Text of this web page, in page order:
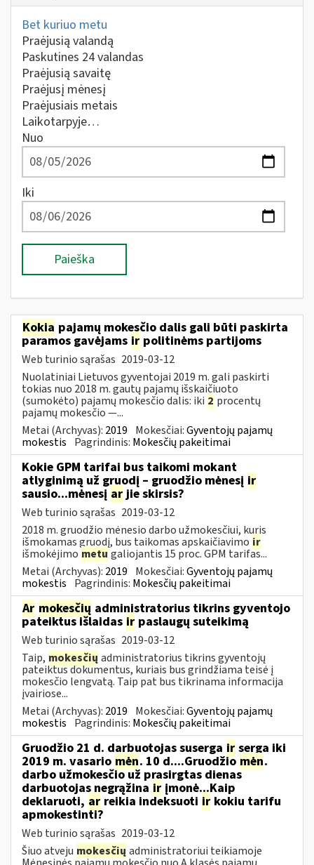
Bet kuriuo metu
Praėjusią valandą
Paskutines 24 valandas
Praėjusią savaitę
Praėjusį mėnesį
Praėjusiais metais
Laikotarpyje…
Nuo
Iki
Paieška
Kokia pajamų mokesčio dalis gali būti paskirta
paramos gavėjams ir politinėms partijoms
Web turinio sąrašas 2019-03-12
Nuolatiniai Lietuvos gyventojai 2019 m. gali paskirti
tokias nuo 2018 m. gautų pajamų išskaičiuoto
(sumokėto) pajamų mokesčio dalis: iki 2 procentų
pajamų mokesčio —...
Metai (Archyvas): 2019 Mokesčiai:Gyventojų pajamų
mokestis Pagrindinis: Mokesčių pakeitimai
Kokie GPM tarifai bus taikomi mokant
atlyginimą už gruodį – gruodžio mėnesį ir
sausio...mėnesį arjie skirsis?
Web turinio sąrašas 2019-03-12
2018 m. gruodžio mėnesio darbo užmokesčiui, kuris
išmokamas gruodį, bus taikomas apskaičiavimo ir
išmokėjimo metu galiojantis 15 proc. GPM tarifas...
Metai (Archyvas): 2019 Mokesčiai:Gyventojų pajamų
mokestis Pagrindinis: Mokesčių pakeitimai
Ar mokesčių administratorius tikrins gyventojo
pateiktus išlaidas ir paslaugų suteikimą
Web turinio sąrašas 2019-03-12
Taip, mokesčių administratorius tikrins gyventojų
pateiktus dokumentus, kuriais bus grindžiama teisė į
mokesčio lengvatą. Taip pat bus tikrinama informacija
įvairiose...
Metai (Archyvas): 2019 Mokesčiai:Gyventojų pajamų
mokestis Pagrindinis: Mokesčių pakeitimai
Gruodžio 21 d. darbuotojas suserga ir serga iki
2019 m. vasario mėn. 10 d....Gruodžio mėn.
darbo užmokesčio už prasirgtas dienas
darbuotojas negrąžina ir įmonė...Kaip
deklaruoti, ar reikia indeksuoti ir kokiu tarifu
apmokestinti?
Web turinio sąrašas 2019-03-12
Šiuo atveju mokesčių administratoriui teikiamoje